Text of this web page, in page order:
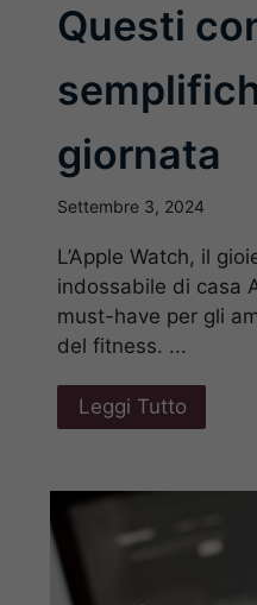
Questi
giornata
Settembre 3, 2024
L’Apple Watch, il
indossabile di casa
must-have per gli
del fitness. ...
Leggi Tutto